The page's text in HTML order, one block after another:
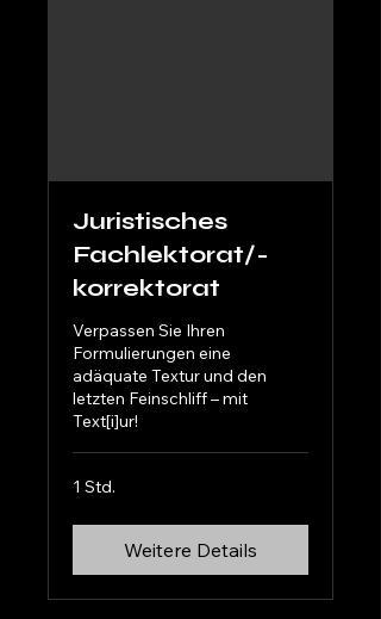
Juristisches
Fachlektorat/-
korrektorat
Verpassen Sie Ihren
Formulierungen eine
adäquate Textur und den
letzten Feinschliff – mit
Text[i]ur!
1 Std.
Weitere Details